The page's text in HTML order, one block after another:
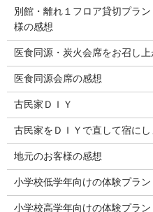
別館・離れ１フロア貸切プラ
様の感想
医食同源・炭火会席をお召し
医食同源会席の感想
古民家ＤＩＹ
古民家をＤＩＹで直して宿にし
地元のお客様の感想
小学校低学年向けの体験プラン
小学校高学年向けの体験プラン